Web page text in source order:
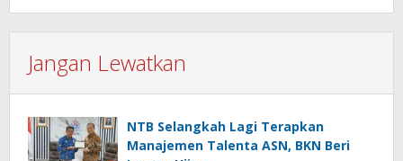
Jangan Lewatkan
NTB Selangkah Lagi Terapkan
Manajemen Talenta ASN, BKN Beri